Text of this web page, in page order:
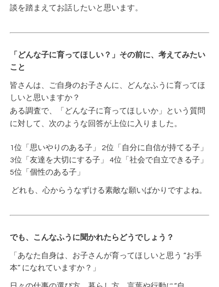
談を踏まえてお話したいと思います。
「どんな子に育ってほしい？」その前に、考えてみたい
こと
皆さんは、ご自身のお子さんに、どんなふうに育ってほ
しいと思いますか？
ある調査で、「どんな子に育ってほしいか」という質問
に対して、次のような回答が上位に入りました。
1位「思いやりのある子」
2位「自分に自信が持てる子」
3位「友達を大切にする子」
4位「社会で自立できる子」
5位「個性のある子」
どれも、心からうなずける素敵な願いばかりですよね。
でも、こんなふうに聞かれたらどうでしょう？
「あなた自身は、お子さんが育ってほしいと思う “お手
本” になれていますか？」